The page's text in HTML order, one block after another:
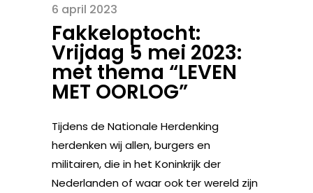
6 april 2023
Fakkeloptocht:
Vrijdag 5 mei 2023:
met thema “LEVEN
MET OORLOG”
Tijdens de Nationale Herdenking
herdenken wij allen, burgers en
militairen, die in het Koninkrijk der
Nederlanden of waar ook ter wereld zijn